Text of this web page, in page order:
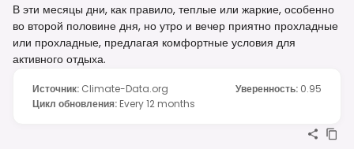
В эти месяцы дни, как правило, теплые или жаркие, особенно
во второй половине дня, но утро и вечер приятно прохладные
или прохладные, предлагая комфортные условия для
активного отдыха.
Источник: Climate-Data.org Уверенность: 0.95
Цикл обновления: Every 12 months